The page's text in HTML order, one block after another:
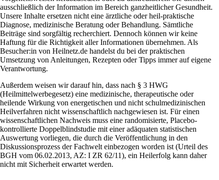
ausschließlich der Information im Bereich ganzheitlicher Gesundheit.
Unsere Inhalte ersetzen nicht eine ärztliche oder heil-praktische
Diagnose, medizinische Beratung oder Behandlung. Sämtliche
Beiträge sind sorgfältig recherchiert. Dennoch können wir keine
Haftung für die Richtigkeit aller Informationen übernehmen. Als
Besucher:in von Heilnetz.de handelst du bei der praktischen
Umsetzung von Anleitungen, Rezepten oder Tipps immer auf eigene
Verantwortung.
Außerdem weisen wir darauf hin, dass nach § 3 HWG
(Heilmittelwerbegesetz) eine medizinische, therapeutische oder
heilende Wirkung von energetischen und nicht schulmedizinischen
Heilverfahren nicht wissenschaftlich nachgewiesen ist. Für einen
wissenschaftlichen Nachweis muss eine randomisierte, Placebo-
kontrollierte Doppelblindstudie mit einer adäquaten statistischen
Auswertung vorliegen, die durch die Veröffentlichung in den
Diskussionsprozess der Fachwelt einbezogen worden ist (Urteil des
BGH vom 06.02.2013, AZ: I ZR 62/11), ein Heilerfolg kann daher
nicht mit Sicherheit erwartet werden.